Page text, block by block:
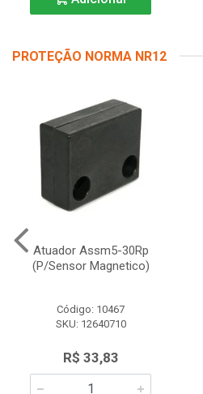
PROTEÇÃO NORMA NR12
Atuador Assm5-30Rp
(P/Sensor Magnetico)
Código: 10467
SKU: 12640710
R$ 33,83